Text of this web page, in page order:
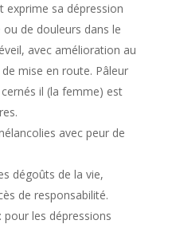
exprime sa dépression
de douleurs dans le
avec amélioration au
mise en route. Pâleur
il (la femme) est
avec peur de
dégoûts de la vie,
de responsabilité.
les dépressions